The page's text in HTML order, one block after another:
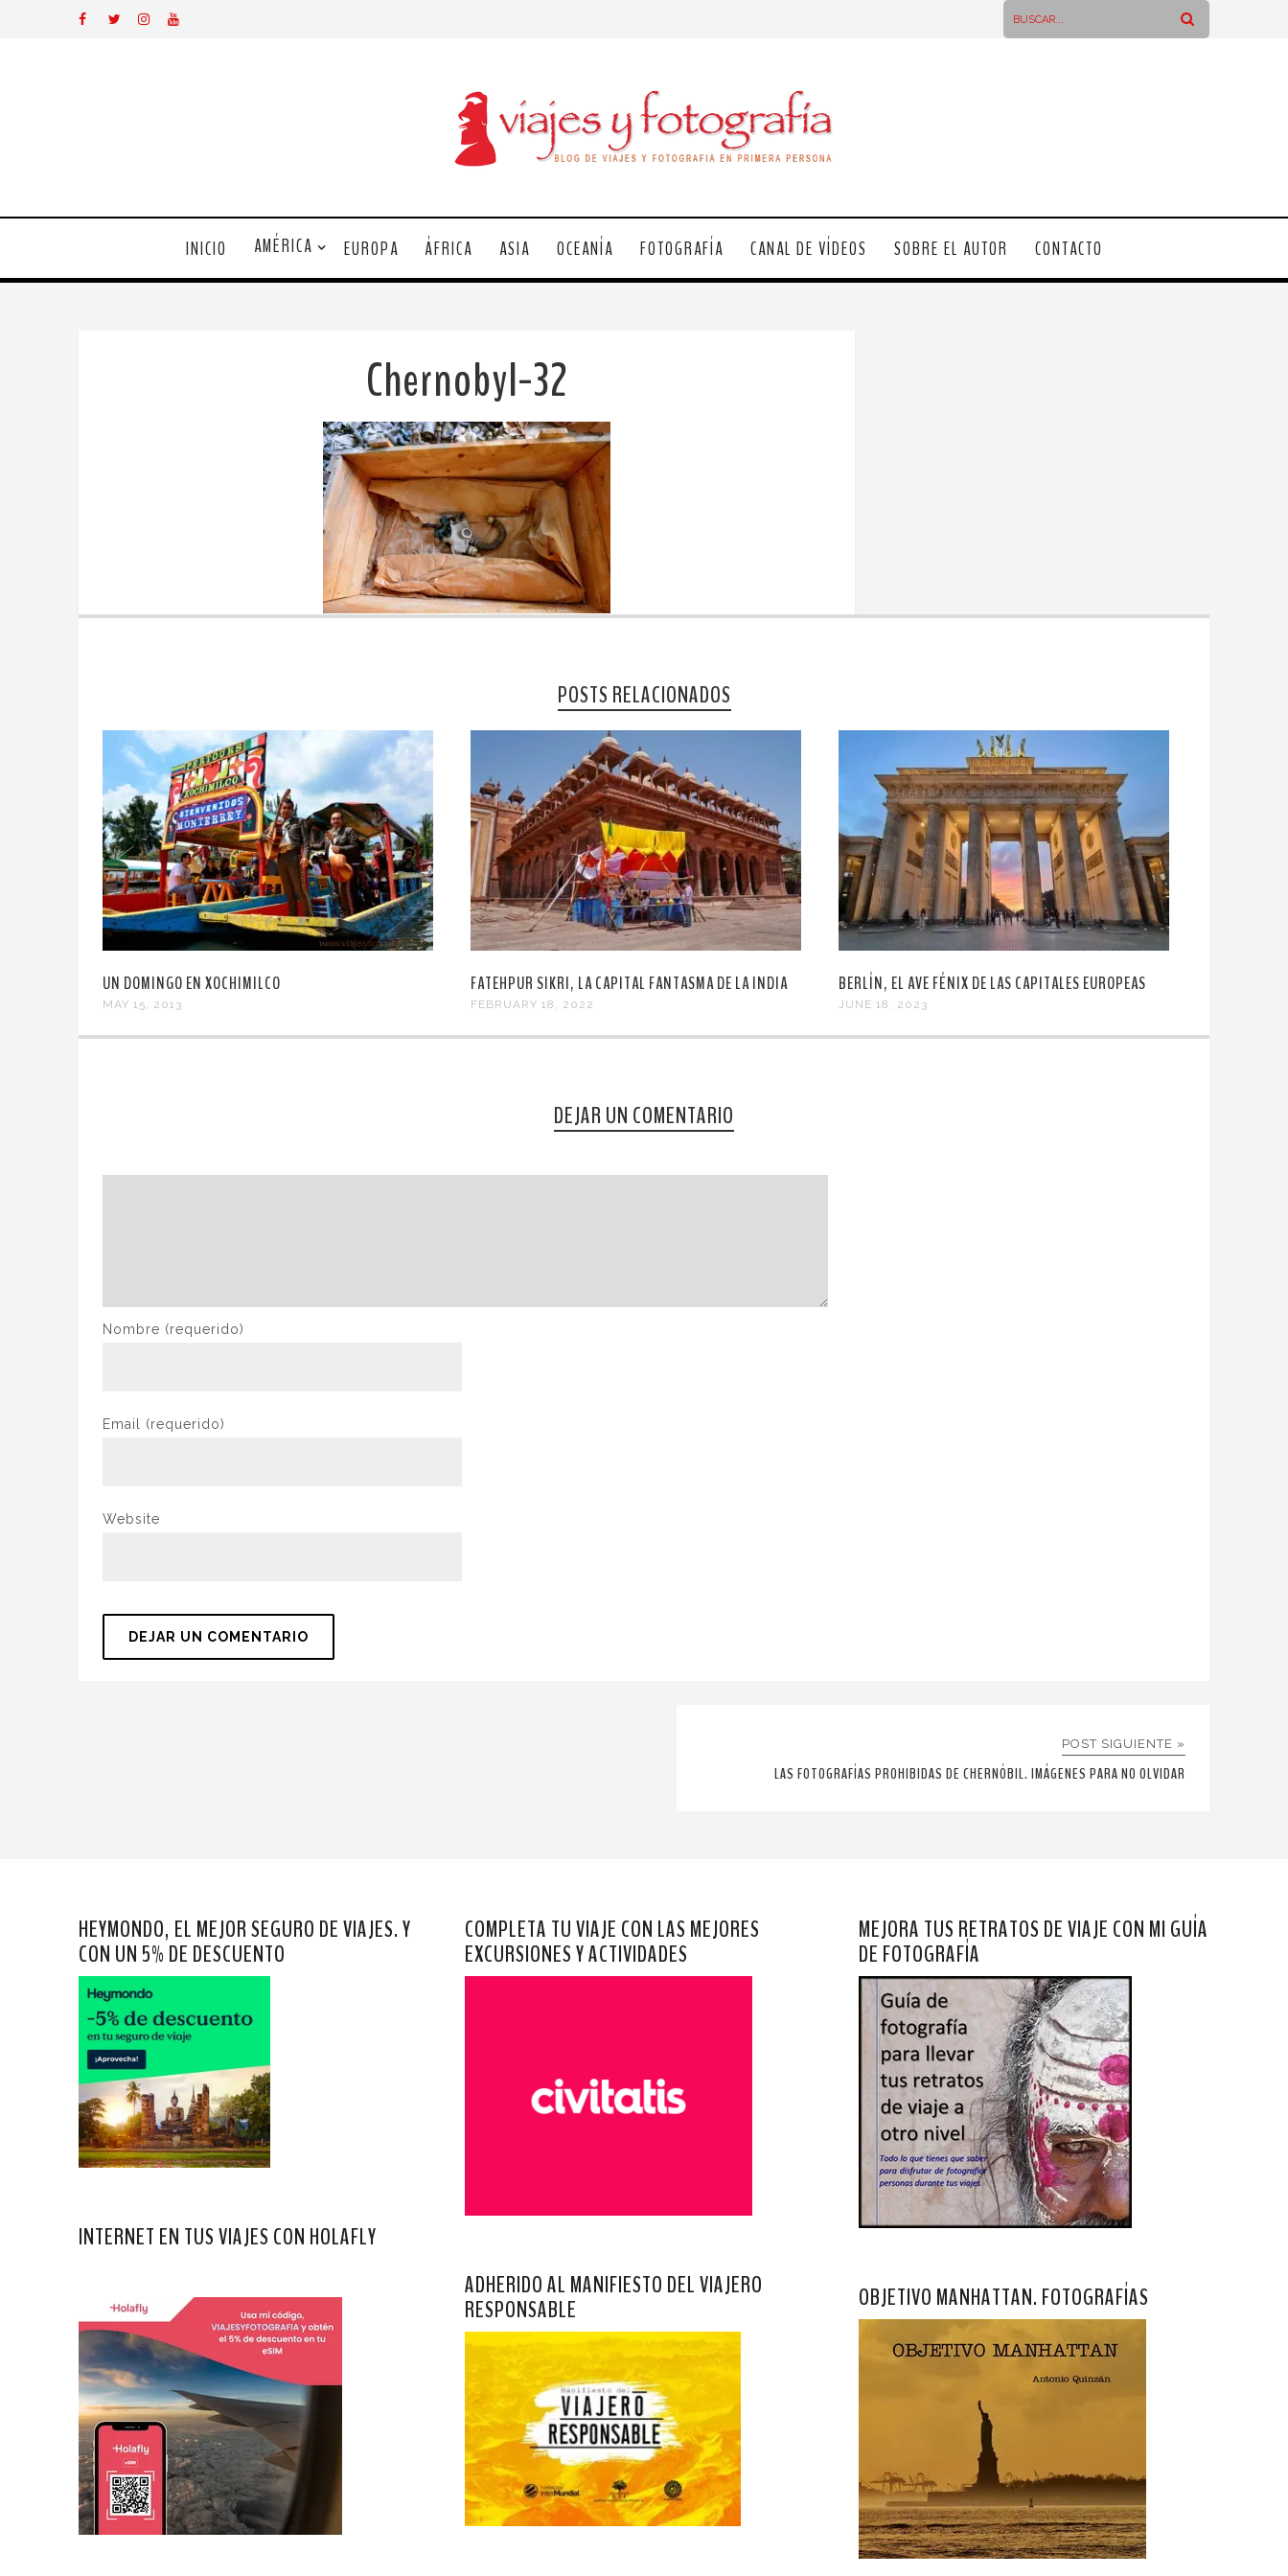
INICIO AMÉRICA EUROPA ÁFRICA ASIA OCEANÍA FOTOGRAFÍA CANAL DE VÍDEOS SOBRE EL AUTOR CONTACTO
Chernobyl-32
POSTS RELACIONADOS
UN DOMINGO EN XOCHIMILCO
MAY 15, 2013
FATEHPUR SIKRI, LA CAPITAL FANTASMA DE LA INDIA
FEBRUARY 18, 2022
BERLÍN, EL AVE FÉNIX DE LAS CAPITALES EUROPEAS
JUNE 18, 2023
DEJAR UN COMENTARIO
Nombre (requerido)
Email (requerido)
Website
POST SIGUIENTE »
LAS FOTOGRAFÍAS PROHIBIDAS DE CHERNÓBIL. IMÁGENES PARA NO OLVIDAR
HEYMONDO, EL MEJOR SEGURO DE VIAJES. Y
CON UN 5% DE DESCUENTO
INTERNET EN TUS VIAJES CON HOLAFLY
COMPLETA TU VIAJE CON LAS MEJORES
EXCURSIONES Y ACTIVIDADES
ADHERIDO AL MANIFIESTO DEL VIAJERO
RESPONSABLE
MEJORA TUS RETRATOS DE VIAJE CON MI GUÍA
DE FOTOGRAFÍA
OBJETIVO MANHATTAN. FOTOGRAFÍAS